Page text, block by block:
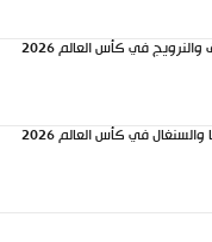
موعد مباراة العراق والنرويج في كأس العالم 2026
موعد مباراة فرنسا والسنغال في كأس العالم 2026